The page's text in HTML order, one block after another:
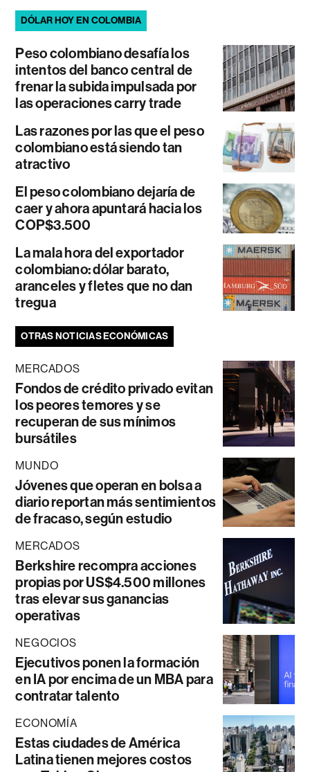
DÓLAR HOY EN COLOMBIA
Peso colombiano desafía los
intentos del banco central de
frenar la subida impulsada por
las operaciones carry trade
Las razones por las que el peso
colombiano está siendo tan
atractivo
El peso colombiano dejaría de
caer y ahora apuntará hacia los
COP$3.500
La mala hora del exportador
colombiano: dólar barato,
aranceles y fletes que no dan
tregua
OTRAS NOTICIAS ECONÓMICAS
MERCADOS
Fondos de crédito privado evitan
los peores temores y se
recuperan de sus mínimos
bursátiles
MUNDO
Jóvenes que operan en bolsa a
diario reportan más sentimientos
de fracaso, según estudio
MERCADOS
Berkshire recompra acciones
propias por US$4.500 millones
tras elevar sus ganancias
operativas
NEGOCIOS
Ejecutivos ponen la formación
en IA por encima de un MBA para
contratar talento
ECONOMÍA
Estas ciudades de América
Latina tienen mejores costos